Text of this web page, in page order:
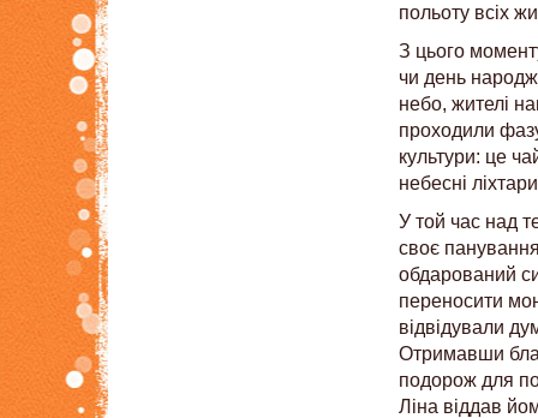
польоту всіх
З цього
чи день
небо, жителі
проходили
культури: це
небесні
У той час над
своє
обдарований
переносити
відвідували
Отримавши
подорож для
Ліна віддав